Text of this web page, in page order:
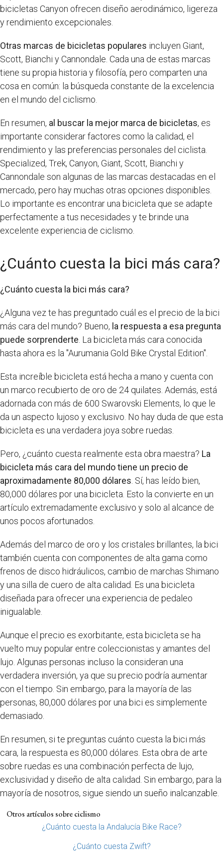
bicicletas Canyon ofrecen diseño aerodinámico, ligereza
y rendimiento excepcionales.
Otras marcas de bicicletas populares incluyen Giant,
Scott, Bianchi y Cannondale. Cada una de estas marcas
tiene su propia historia y filosofía, pero comparten una
cosa en común: la búsqueda constante de la excelencia
en el mundo del ciclismo.
En resumen, al buscar la mejor marca de bicicletas, es
importante considerar factores como la calidad, el
rendimiento y las preferencias personales del ciclista.
Specialized, Trek, Canyon, Giant, Scott, Bianchi y
Cannondale son algunas de las marcas destacadas en el
mercado, pero hay muchas otras opciones disponibles.
Lo importante es encontrar una bicicleta que se adapte
perfectamente a tus necesidades y te brinde una
excelente experiencia de ciclismo.
¿Cuánto cuesta la bici más cara?
¿Cuánto cuesta la bici más cara?
¿Alguna vez te has preguntado cuál es el precio de la bici
más cara del mundo? Bueno, la respuesta a esa pregunta
puede sorprenderte. La bicicleta más cara conocida
hasta ahora es la "Aurumania Gold Bike Crystal Edition".
Esta increíble bicicleta está hecha a mano y cuenta con
un marco recubierto de oro de 24 quilates. Además, está
adornada con más de 600 Swarovski Elements, lo que le
da un aspecto lujoso y exclusivo. No hay duda de que esta
bicicleta es una verdadera joya sobre ruedas.
Pero, ¿cuánto cuesta realmente esta obra maestra? La
bicicleta más cara del mundo tiene un precio de
aproximadamente 80,000 dólares. Sí, has leído bien,
80,000 dólares por una bicicleta. Esto la convierte en un
artículo extremadamente exclusivo y solo al alcance de
unos pocos afortunados.
Además del marco de oro y los cristales brillantes, la bici
también cuenta con componentes de alta gama como
frenos de disco hidráulicos, cambio de marchas Shimano
y una silla de cuero de alta calidad. Es una bicicleta
diseñada para ofrecer una experiencia de pedaleo
inigualable.
Aunque el precio es exorbitante, esta bicicleta se ha
vuelto muy popular entre coleccionistas y amantes del
lujo. Algunas personas incluso la consideran una
verdadera inversión, ya que su precio podría aumentar
con el tiempo. Sin embargo, para la mayoría de las
personas, 80,000 dólares por una bici es simplemente
demasiado.
En resumen, si te preguntas cuánto cuesta la bici más
cara, la respuesta es 80,000 dólares. Esta obra de arte
sobre ruedas es una combinación perfecta de lujo,
exclusividad y diseño de alta calidad. Sin embargo, para la
mayoría de nosotros, sigue siendo un sueño inalcanzable.
Otros artículos sobre ciclismo
¿Cuánto cuesta la Andalucía Bike Race?
¿Cuánto cuesta Zwift?